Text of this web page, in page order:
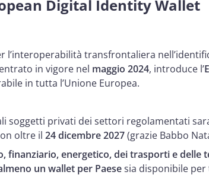
Digital Identity Wallet
l’interoperabilità transfrontaliera
in vigore nel maggio 2024, introduce l’
in tutta l’Unione Europea.
soggetti privati dei settori regolamentati
oltre il 24 dicembre 2027(grazie Babbo
finanziario, energetico, dei trasporti e delle
un wallet per Paesesia disponibile